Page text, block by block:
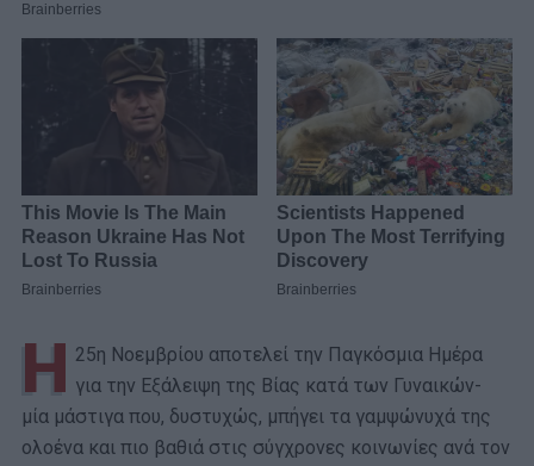
Η 25η Νοεμβρίου αποτελεί την Παγκόσμια Ημέρα
για την Εξάλειψη της Βίας κατά των Γυναικών-
μία μάστιγα που, δυστυχώς, μπήγει τα γαμψώνυχά της
ολοένα και πιο βαθιά στις σύγχρονες κοινωνίες ανά τον